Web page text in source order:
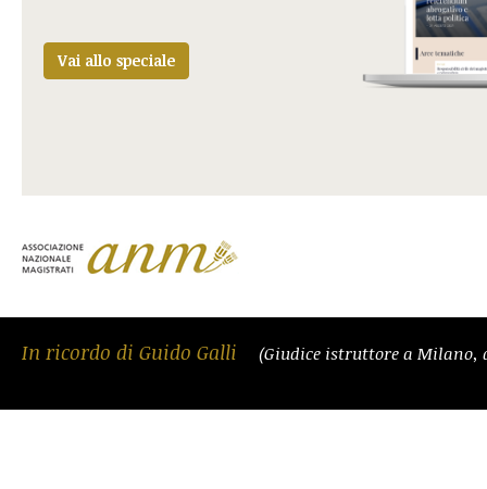
Vai allo speciale
In ricordo di Guido Galli (Giudice istruttore a Milano,